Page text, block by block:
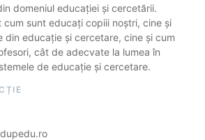
domeniul educației și cercetării.
cum sunt educați copiii noștri, cine și
din educație și cercetare, cine și cum
cât de adecvate la lumea în
de educație și cercetare.